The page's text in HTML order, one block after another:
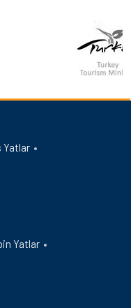
Yatlar
Yatlar